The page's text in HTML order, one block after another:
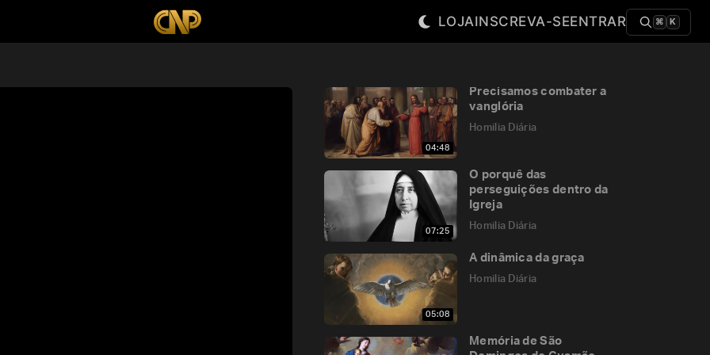
LOJAINSCREVA-SEENTRAR ⌘ K
04:48
Precisamos combater a
vanglória
Homilia Diária
07:25
O porquê das
perseguições dentro da
Igreja
Homilia Diária
05:08
A dinâmica da graça
Homilia Diária
Memória de São